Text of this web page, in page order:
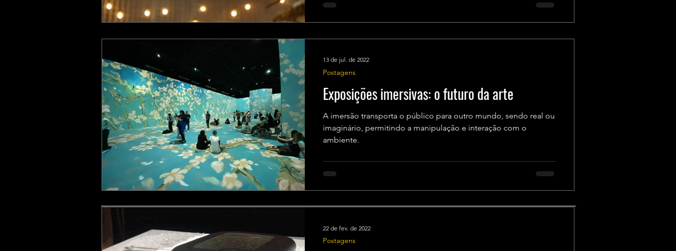
Exposições imersivas: o futuro da arte
A imersão transporta o público para outro mundo, sendo real ou
imaginário, permitindo a manipulação e interação com o
ambiente.
Postagens
13 de jul. de 2022
Postagens
22 de fev. de 2022